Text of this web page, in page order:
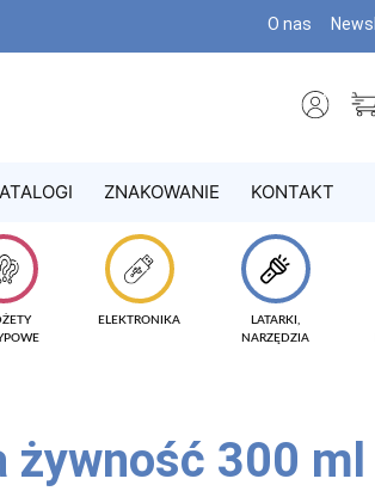
O nas
ZNAKOWANIE KONTAKT
ELEKTRONIKA
LATARKI,
NARZĘDZIA
żywność 300 ml